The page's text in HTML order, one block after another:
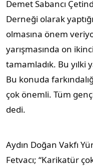
Demet Sabancı
Derneği olarak
olmasına önem
yarışmasında on
tamamladık. Bu yılki
Bu konuda
çok önemli. Tüm
dedi.
Aydın Doğan Vakfı
Fetvacı; “Karikatür